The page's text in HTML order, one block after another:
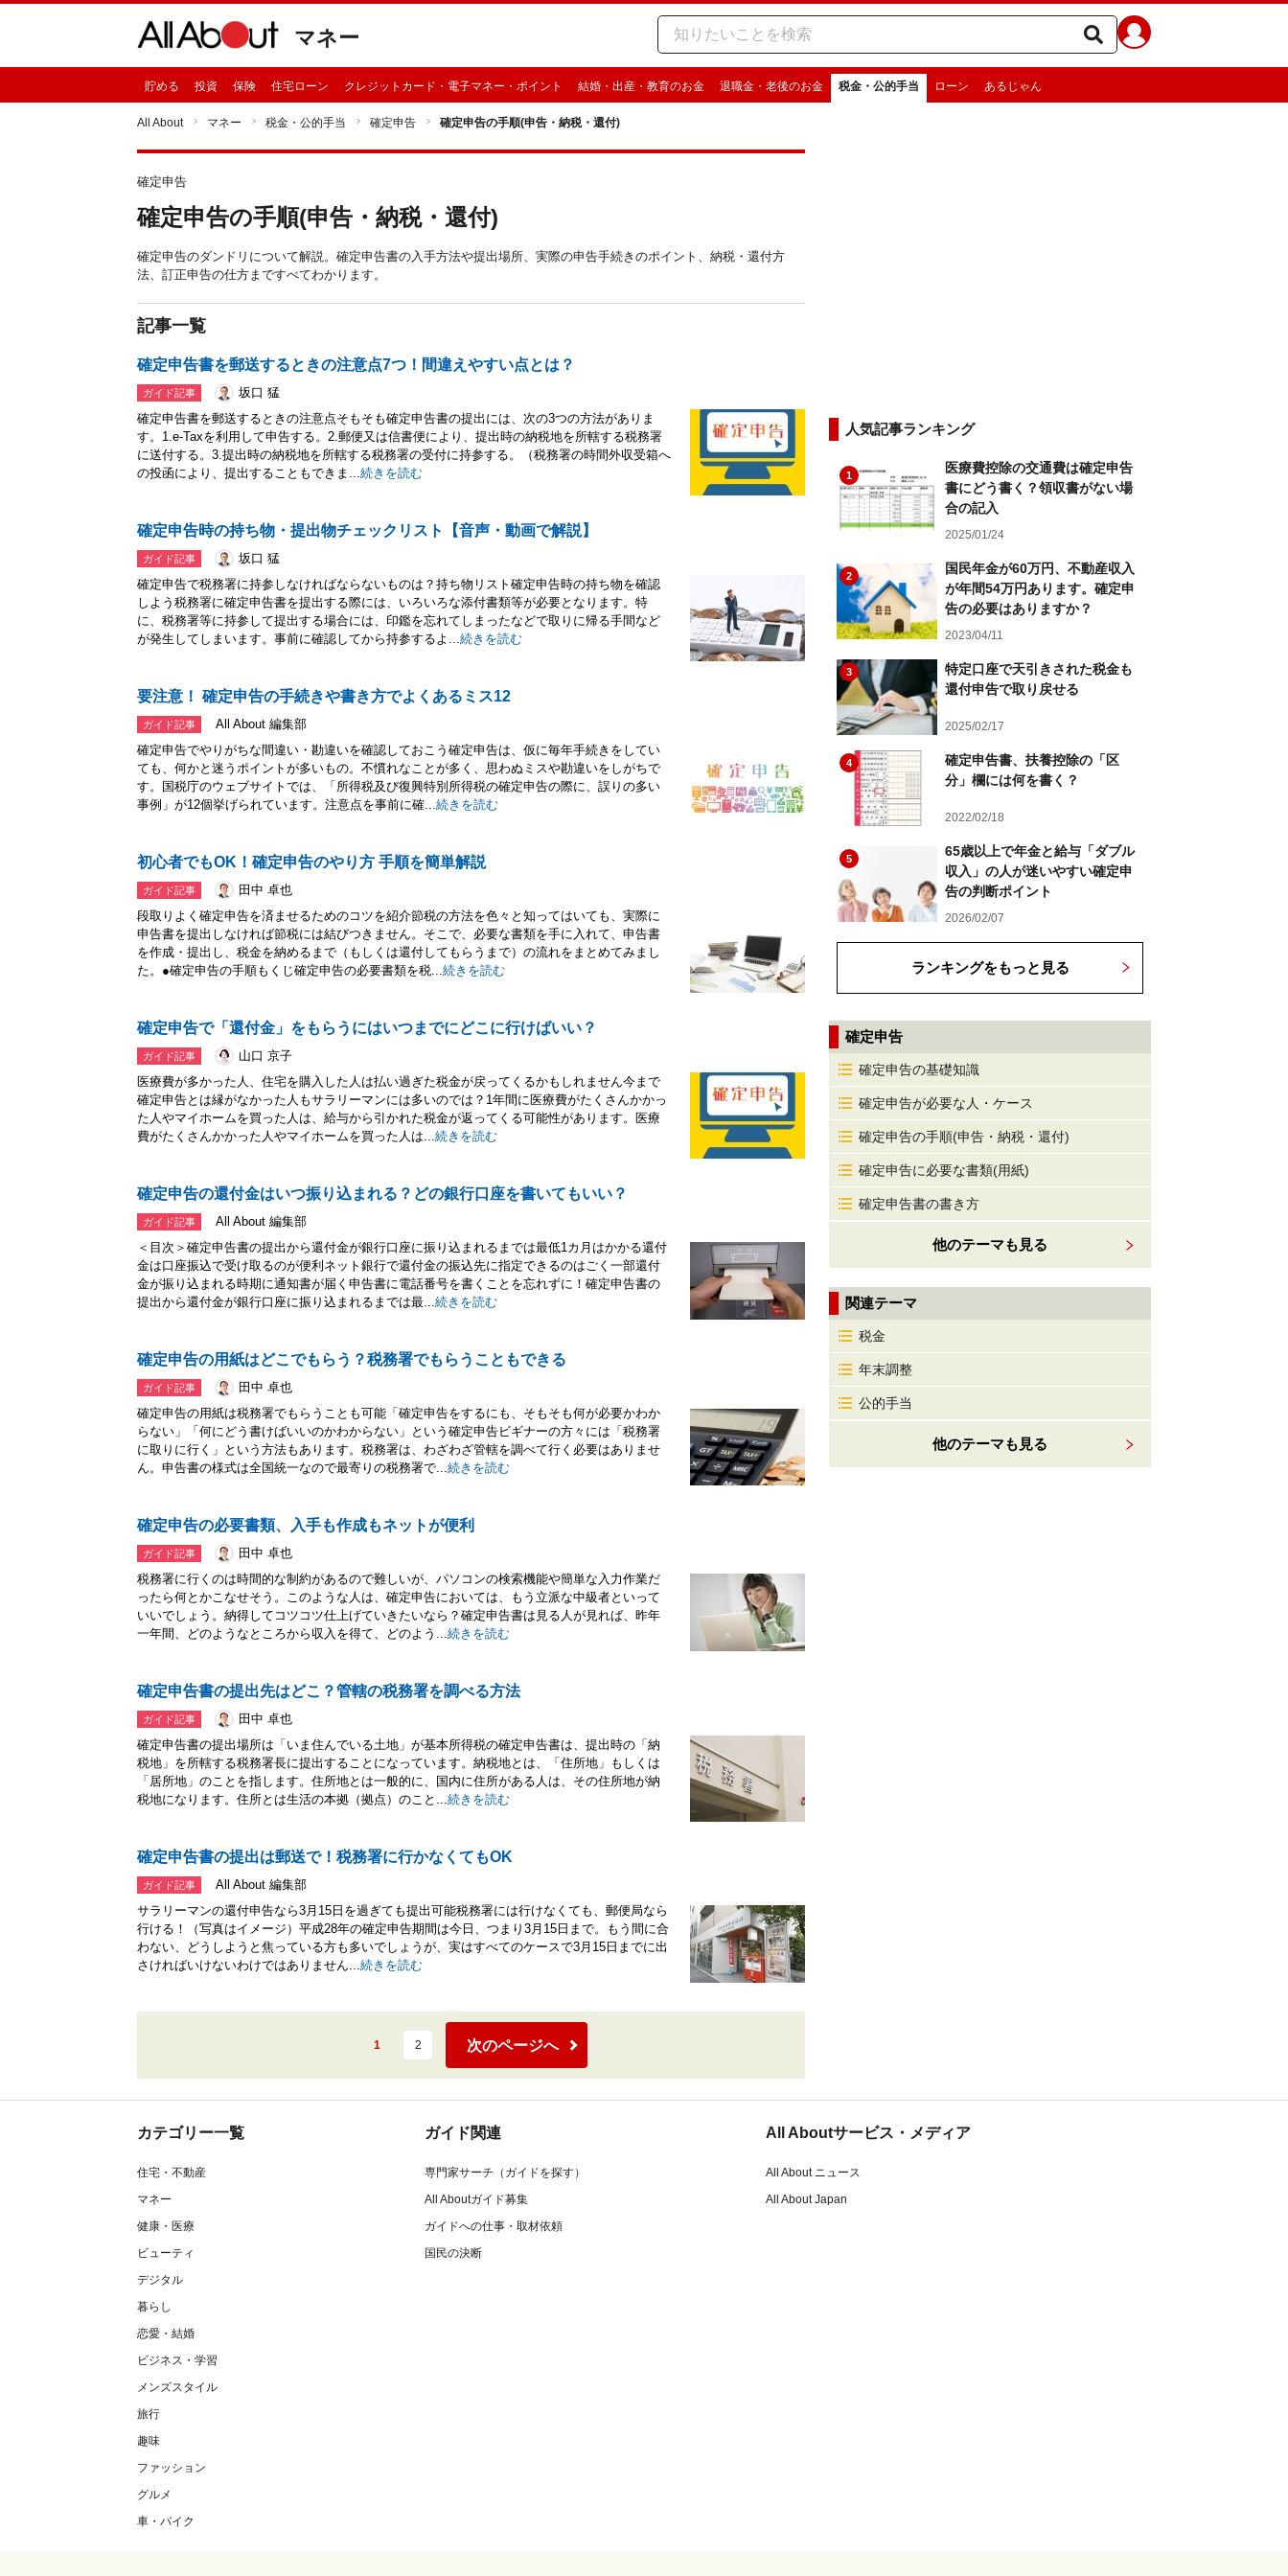
マネー
貯める 投資 保険 住宅ローン クレジットカード・電子マネー・ポイント 結婚・出産・教育のお金 退職金・老後のお金 税金・公的手当 ローン あるじゃん
All About マネー 税金・公的手当 確定申告 確定申告の手順(申告・納税・還付)
確定申告
確定申告の手順(申告・納税・還付)
確定申告のダンドリについて解説。確定申告書の入手方法や提出場所、実際の申告手続きのポイント、納税・還付方
法、訂正申告の仕方まですべてわかります。
記事一覧
確定申告書を郵送するときの注意点7つ！間違えやすい点とは？
ガイド記事
坂口 猛
確定申告書を郵送するときの注意点そもそも確定申告書の提出には、次の3つの方法がありま
す。1.e-Taxを利用して申告する。2.郵便又は信書便により、提出時の納税地を所轄する税務署
に送付する。3.提出時の納税地を所轄する税務署の受付に持参する。（税務署の時間外収受箱へ
の投函により、提出することもできま...続きを読む
確定申告時の持ち物・提出物チェックリスト【音声・動画で解説】
ガイド記事
坂口 猛
確定申告で税務署に持参しなければならないものは？持ち物リスト確定申告時の持ち物を確認
しよう税務署に確定申告書を提出する際には、いろいろな添付書類等が必要となります。特
に、税務署等に持参して提出する場合には、印鑑を忘れてしまったなどで取りに帰る手間など
が発生してしまいます。事前に確認してから持参するよ...続きを読む
要注意！ 確定申告の手続きや書き方でよくあるミス12
ガイド記事
All About 編集部
確定申告でやりがちな間違い・勘違いを確認しておこう確定申告は、仮に毎年手続きをしてい
ても、何かと迷うポイントが多いもの。不慣れなことが多く、思わぬミスや勘違いをしがちで
す。国税庁のウェブサイトでは、「所得税及び復興特別所得税の確定申告の際に、誤りの多い
事例」が12個挙げられています。注意点を事前に確...続きを読む
初心者でもOK！確定申告のやり方 手順を簡単解説
ガイド記事
田中 卓也
段取りよく確定申告を済ませるためのコツを紹介節税の方法を色々と知ってはいても、実際に
申告書を提出しなければ節税には結びつきません。そこで、必要な書類を手に入れて、申告書
を作成・提出し、税金を納めるまで（もしくは還付してもらうまで）の流れをまとめてみまし
た。●確定申告の手順もくじ確定申告の必要書類を税...続きを読む
確定申告で「還付金」をもらうにはいつまでにどこに行けばいい？
ガイド記事
山口 京子
医療費が多かった人、住宅を購入した人は払い過ぎた税金が戻ってくるかもしれません今まで
確定申告とは縁がなかった人もサラリーマンには多いのでは？1年間に医療費がたくさんかかっ
た人やマイホームを買った人は、給与から引かれた税金が返ってくる可能性があります。医療
費がたくさんかかった人やマイホームを買った人は...続きを読む
確定申告の還付金はいつ振り込まれる？どの銀行口座を書いてもいい？
ガイド記事
All About 編集部
＜目次＞確定申告書の提出から還付金が銀行口座に振り込まれるまでは最低1カ月はかかる還付
金は口座振込で受け取るのが便利ネット銀行で還付金の振込先に指定できるのはごく一部還付
金が振り込まれる時期に通知書が届く申告書に電話番号を書くことを忘れずに！確定申告書の
提出から還付金が銀行口座に振り込まれるまでは最...続きを読む
確定申告の用紙はどこでもらう？税務署でもらうこともできる
ガイド記事
田中 卓也
確定申告の用紙は税務署でもらうことも可能「確定申告をするにも、そもそも何が必要かわか
らない」「何にどう書けばいいのかわからない」という確定申告ビギナーの方々には「税務署
に取りに行く」という方法もあります。税務署は、わざわざ管轄を調べて行く必要はありませ
ん。申告書の様式は全国統一なので最寄りの税務署で...続きを読む
確定申告の必要書類、入手も作成もネットが便利
ガイド記事
田中 卓也
税務署に行くのは時間的な制約があるので難しいが、パソコンの検索機能や簡単な入力作業だ
ったら何とかこなせそう。このような人は、確定申告においては、もう立派な中級者といって
いいでしょう。納得してコツコツ仕上げていきたいなら？確定申告書は見る人が見れば、昨年
一年間、どのようなところから収入を得て、どのよう...続きを読む
確定申告書の提出先はどこ？管轄の税務署を調べる方法
ガイド記事
田中 卓也
確定申告書の提出場所は「いま住んでいる土地」が基本所得税の確定申告書は、提出時の「納
税地」を所轄する税務署長に提出することになっています。納税地とは、「住所地」もしくは
「居所地」のことを指します。住所地とは一般的に、国内に住所がある人は、その住所地が納
税地になります。住所とは生活の本拠（拠点）のこと...続きを読む
確定申告書の提出は郵送で！税務署に行かなくてもOK
ガイド記事
All About 編集部
サラリーマンの還付申告なら3月15日を過ぎても提出可能税務署には行けなくても、郵便局なら
行ける！（写真はイメージ）平成28年の確定申告期間は今日、つまり3月15日まで。もう間に合
わない、どうしようと焦っている方も多いでしょうが、実はすべてのケースで3月15日までに出
さければいけないわけではありません...続きを読む
1 2 次のページへ
人気記事ランキング
1
医療費控除の交通費は確定申告
書にどう書く？領収書がない場
合の記入
2025/01/24
2
国民年金が60万円、不動産収入
が年間54万円あります。確定申
告の必要はありますか？
2023/04/11
3
特定口座で天引きされた税金も
還付申告で取り戻せる
2025/02/17
4
確定申告書、扶養控除の「区
分」欄には何を書く？
2022/02/18
5
65歳以上で年金と給与「ダブル
収入」の人が迷いやすい確定申
告の判断ポイント
2026/02/07
ランキングをもっと見る
確定申告
確定申告の基礎知識
確定申告が必要な人・ケース
確定申告の手順(申告・納税・還付)
確定申告に必要な書類(用紙)
確定申告書の書き方
他のテーマも見る
関連テーマ
税金
年末調整
公的手当
他のテーマも見る
カテゴリー一覧
住宅・不動産
マネー
健康・医療
ビューティ
デジタル
暮らし
恋愛・結婚
ビジネス・学習
メンズスタイル
旅行
趣味
ファッション
グルメ
車・バイク
ガイド関連
専門家サーチ（ガイドを探す）
All Aboutガイド募集
ガイドへの仕事・取材依頼
国民の決断
All Aboutサービス・メディア
All About ニュース
All About Japan